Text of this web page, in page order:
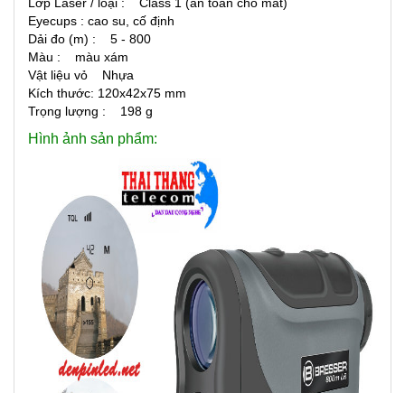
Eyecups : cao su, cố định
Dải đo (m) : 5 - 800
Màu : màu xám
Vật liệu vỏ Nhựa
Kích thước: 120x42x75 mm
Trọng lượng : 198 g
Hình ảnh sản phẩm: